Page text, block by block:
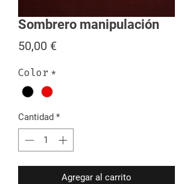
Sombrero manipulación
50,00 €Precio
Color *
Cantidad *
Agregar al carrito